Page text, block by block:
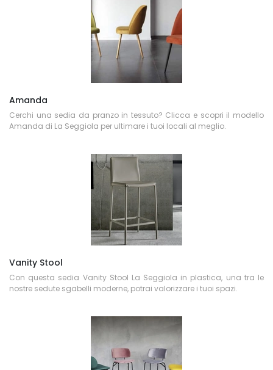
Amanda
Cerchi una sedia da pranzo in tessuto? Clicca e scopri il modello
Amanda di La Seggiola per ultimare i tuoi locali al meglio.
Vanity Stool
Con questa sedia Vanity Stool La Seggiola in plastica, una tra le
nostre sedute sgabelli moderne, potrai valorizzare i tuoi spazi.